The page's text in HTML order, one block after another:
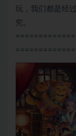
玩，我们都是经
究。